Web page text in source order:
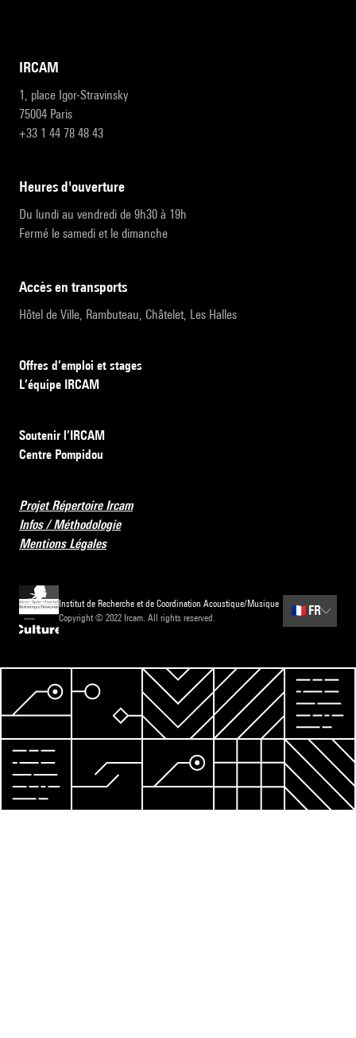
IRCAM
1, place Igor-Stravinsky
75004 Paris
+33 1 44 78 48 43
heures d'ouverture
Du lundi au vendredi de 9h30 à 19h
Fermé le samedi et le dimanche
accès en transports
Hôtel de Ville, Rambuteau, Châtelet, Les Halles
Offres d’emploi et stages
L’équipe IRCAM
Soutenir l’IRCAM
Centre Pompidou
Projet Répertoire Ircam
Infos / Méthodologie
Mentions Légales
Institut de Recherche et de Coordination Acoustique/Musique
Copyright © 2022 Ircam. All rights reserved.
🇫🇷 FR